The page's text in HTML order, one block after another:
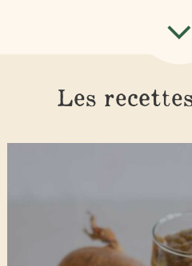
Les